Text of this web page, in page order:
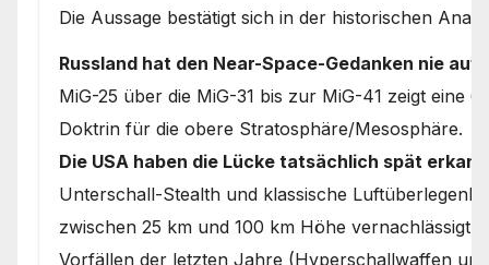
Die Aussage bestätigt sich in der historischen
Russland hat den Near-Space-Gedanken nie
MiG-25 über die MiG-31 bis zur MiG-41 zeigt eine
Doktrin für die obere Stratosphäre/Mesosphäre.
Die USA haben die Lücke tatsächlich spät
Unterschall-Stealth und klassische
zwischen 25 km und 100 km Höhe vernachlässigt
Vorfällen der letzten Jahre (Hyperschallwaffen